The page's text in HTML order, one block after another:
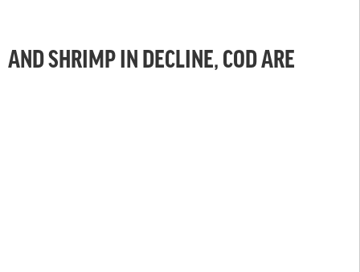
AND SHRIMP IN DECLINE, COD ARE